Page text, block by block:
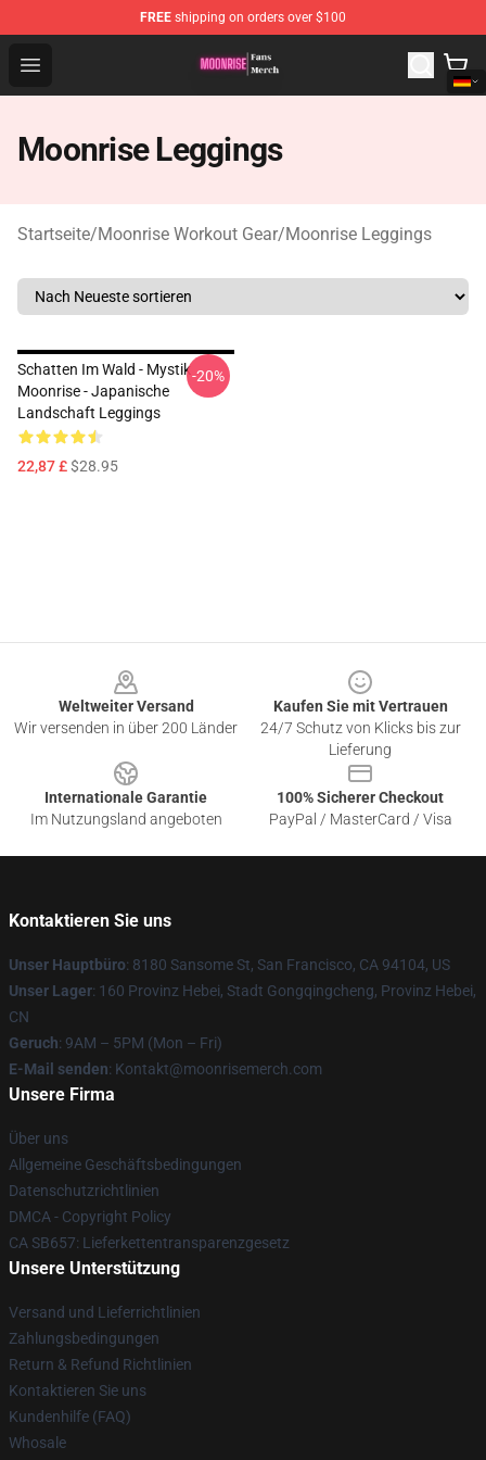
FREE shipping on orders over $100
Open menu
Moonrise Store - Official Moonrise Merchandise Shop
Moonrise Leggings
Startseite/Moonrise Workout Gear/Moonrise Leggings
Schatten Im Wald - Mystik
Moonrise - Japanische
Landschaft Leggings
22,87 £$28.95
-20%
Weltweiter Versand
Wir versenden in über 200 Länder
Kaufen Sie mit Vertrauen
24/7 Schutz von Klicks bis zur
Lieferung
Internationale Garantie
Im Nutzungsland angeboten
100% Sicherer Checkout
PayPal / MasterCard / Visa
Kontaktieren Sie uns
Unser Hauptbüro: 8180 Sansome St, San Francisco, CA 94104, US
Unser Lager: 160 Provinz Hebei, Stadt Gongqingcheng, Provinz Hebei,
CN
Geruch: 9AM – 5PM (Mon – Fri)
E-Mail senden: Kontakt@moonrisemerch.com
Unsere Firma
Über uns
Allgemeine Geschäftsbedingungen
Datenschutzrichtlinien
DMCA - Copyright Policy
CA SB657: Lieferkettentransparenzgesetz
Unsere Unterstützung
Versand und Lieferrichtlinien
Zahlungsbedingungen
Return & Refund Richtlinien
Kontaktieren Sie uns
Kundenhilfe (FAQ)
Whosale